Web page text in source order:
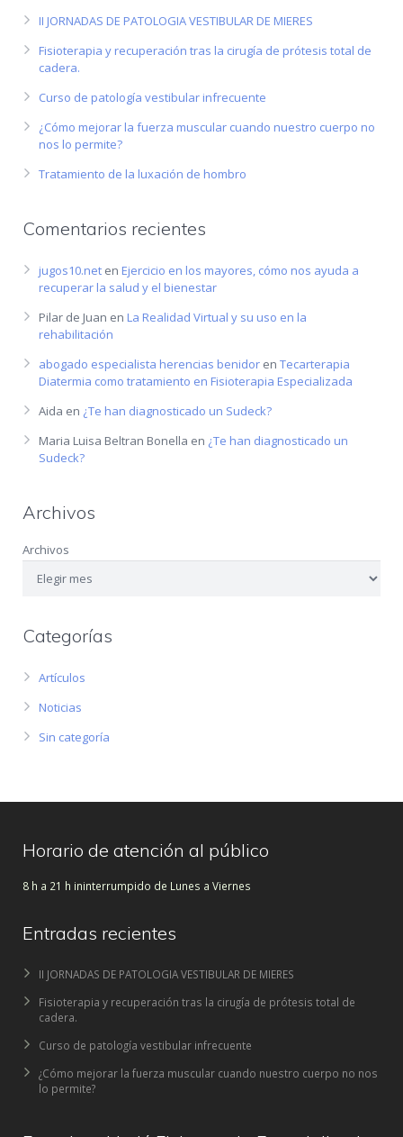
II JORNADAS DE PATOLOGIA VESTIBULAR DE MIERES
Fisioterapia y recuperación tras la cirugía de prótesis total de
cadera.
Curso de patología vestibular infrecuente
¿Cómo mejorar la fuerza muscular cuando nuestro cuerpo no
nos lo permite?
Tratamiento de la luxación de hombro
Comentarios recientes
jugos10.net en Ejercicio en los mayores, cómo nos ayuda a
recuperar la salud y el bienestar
Pilar de Juan en La Realidad Virtual y su uso en la
rehabilitación
abogado especialista herencias benidor en Tecarterapia
Diatermia como tratamiento en Fisioterapia Especializada
Aida en ¿Te han diagnosticado un Sudeck?
Maria Luisa Beltran Bonella en ¿Te han diagnosticado un
Sudeck?
Archivos
Archivos
Categorías
Artículos
Noticias
Sin categoría
Horario de atención al público
8 h a 21 h ininterrumpido de Lunes a Viernes
Entradas recientes
II JORNADAS DE PATOLOGIA VESTIBULAR DE MIERES
Fisioterapia y recuperación tras la cirugía de prótesis total de
cadera.
Curso de patología vestibular infrecuente
¿Cómo mejorar la fuerza muscular cuando nuestro cuerpo no nos
lo permite?